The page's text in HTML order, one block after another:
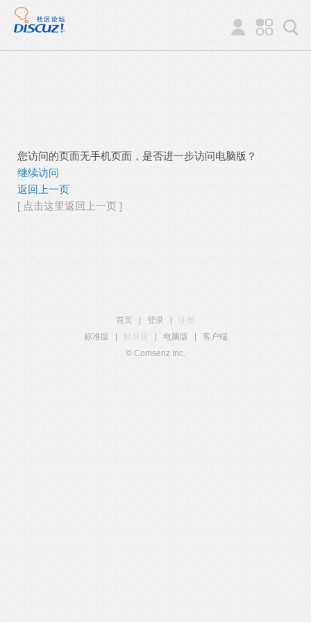
您访问的页面无手机页面，是否进一步访问电脑版？
继续访问
返回上一页
[ 点击这里返回上一页 ]
首页 登录
注册
标准版
触屏版 电脑版
客户端
© Comsenz Inc.